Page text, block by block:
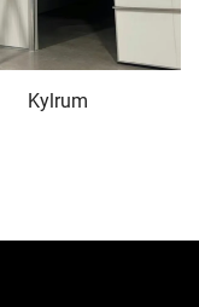
Kylrum